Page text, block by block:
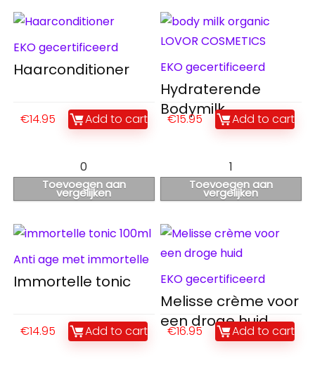
EKO gecertificeerd
Haarconditioner
€14.95 Add to cart
EKO gecertificeerd
Hydraterende
Bodymilk
€15.95 Add to cart
0
Toevoegen aan
vergelijken
Anti age met immortelle
Immortelle tonic
€14.95 Add to cart
1
Toevoegen aan
vergelijken
EKO gecertificeerd
Melisse crème voor
een droge huid
€16.95 Add to cart